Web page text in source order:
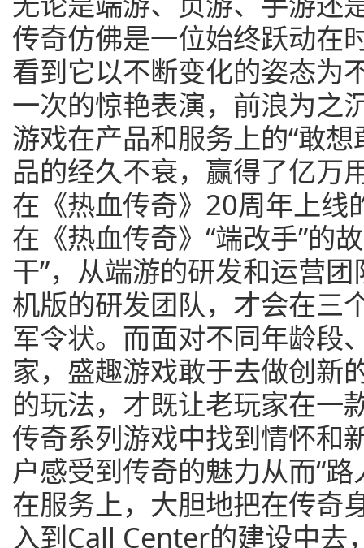
传奇仿佛是一位始终跃动在
看到它以不断变化的姿态为
一次的惊艳表演，前浪为之
游戏在产品和服务上的“敢
品的经久不衰，赢得了亿万
在《热血传奇》20周年上线
在《热血传奇》“端改手”的
干”，从端游的研发和运营
机版的研发团队，才会在三
军令状。而面对不同年龄段
家，盛趣游戏敢于去做创新
的玩法，才既让老玩家在一
传奇系列游戏中找到情怀和
户感受到传奇的魅力从而“路
在服务上，大胆地把在传奇
入到Call Center的建设中去